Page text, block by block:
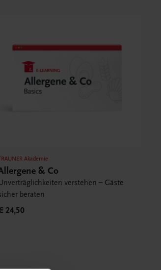
Akademie
& Co
verstehen – Gäste
beraten
24,50